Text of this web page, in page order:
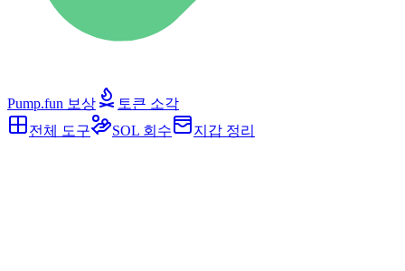
Pump.fun 보상
토큰 소각
전체 도구
SOL 회수 지갑 정리